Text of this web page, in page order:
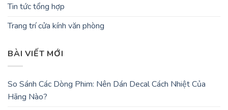
Tin tức tổng hợp
Trang trí cửa kính văn phòng
BÀI VIẾT MỚI
So Sánh Các Dòng Phim: Nên Dán Decal Cách Nhiệt Của
Hãng Nào?